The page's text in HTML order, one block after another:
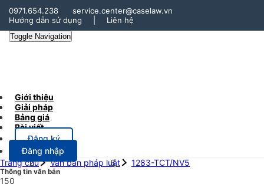
0971.654.238
service.center@caselaw.vn
Hướng dẫn sử dụng
Liên hệ
Toggle Navigation
Giới thiệu
Giải pháp
Bảng giá
Bài viết
Đăng ký
Đăng nhập
Trang chủ
Văn bản pháp luật 1283-TCT/NV5
Thông tin văn bản
150